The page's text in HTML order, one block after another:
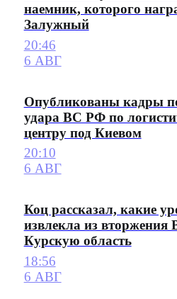
наемник, которого
Залужный
20:46
6 АВГ
Опубликованы кадры
удара ВС РФ по
центру под Киевом
20:10
6 АВГ
Коц рассказал, какие
извлекла из вторжения
Курскую область
18:56
6 АВГ